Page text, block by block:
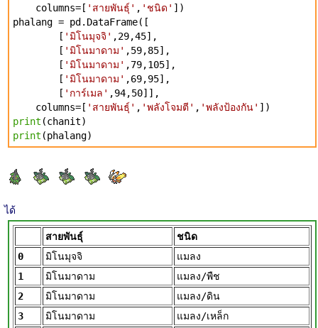
columns=[ 'สายพันธุ์' , 'ชนิด' ])
phalang = pd.DataFrame([
[ 'มิโนมุจจิ' ,29,45],
[ 'มิโนมาดาม' ,59,85],
[ 'มิโนมาดาม' ,79,105],
[ 'มิโนมาดาม' ,69,95],
[ 'การ์เมล' ,94,50]],
columns=[ 'สายพันธุ์' , 'พลังโจมตี' , 'พลังป้องกัน' ])
print (chanit)
print (phalang)
ได้
สายพันธุ์
ชนิด
0
มิโนมุจจิ
แมลง
1
มิโนมาดาม
แมลง/พืช
2
มิโนมาดาม
แมลง/ดิน
3
มิโนมาดาม
แมลง/เหล็ก